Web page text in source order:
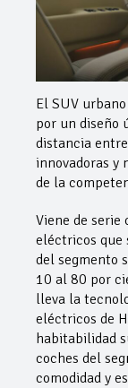
El SUV
por un diseño
distancia
innovadoras y
de la
Viene de
eléctricos que
del segmento
10 al 80 por
lleva la
eléctricos de
habitabilidad
coches del
comodidad y